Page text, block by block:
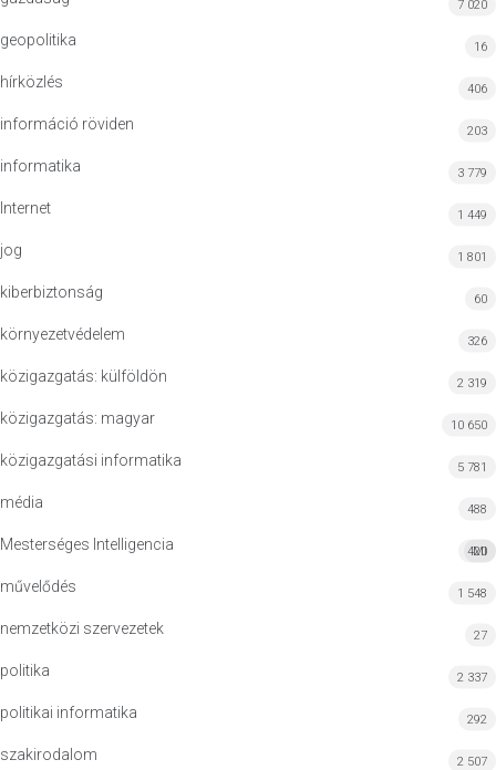
7 020
geopolitika 16
hírközlés 406
információ röviden 203
informatika 3 779
Internet 1 449
jog 1 801
kiberbiztonság 60
környezetvédelem 326
közigazgatás: külföldön 2 319
közigazgatás: magyar 10 650
közigazgatási informatika 5 781
média 488
Mesterséges Intelligencia MI
420
művelődés 1 548
nemzetközi szervezetek 27
politika 2 337
politikai informatika 292
szakirodalom 2 507